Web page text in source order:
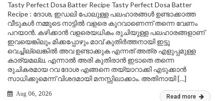
Tasty Perfect Dosa Batter Recipe Tasty Perfect Dosa Batter
Recipe : ദോശ, ഇഡലി പോലുള്ള പലഹാരങ്ങൾ ഉണ്ടാക്കാത്ത
വീടുകൾ നമ്മുടെ നാട്ടിൽ വളരെ കുറവാണെന്ന് തന്നെ വേണം
പറയാൻ. കഴിക്കാൻ വളരെയധികം രുചിയുള്ള പലഹാരങ്ങളാണ്
ഇവയെങ്കിലും മിക്കപ്പോഴും മാവ് കുതിർത്തനായി ഇട്ടു
വെച്ചില്ലെങ്കിൽ അവ ഉണ്ടാക്കുക എന്നത് അത്ര എളുപ്പമുള്ള
കാര്യമല്ല. എന്നാൽ അരി കുതിരാൻ ഇടാതെ തന്നെ
രുചികരമായ റവ ദോശ എങ്ങനെ തയ്യാറാക്കി എടുക്കാൻ
സാധിക്കുമെന്ന് വിശദമായി മനസ്സിലാക്കാം. അതിനായി […]
Aug 06, 2026 Read more